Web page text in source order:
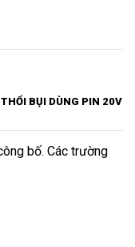
BỤI DÙNG PIN 20V
bố. Các trường